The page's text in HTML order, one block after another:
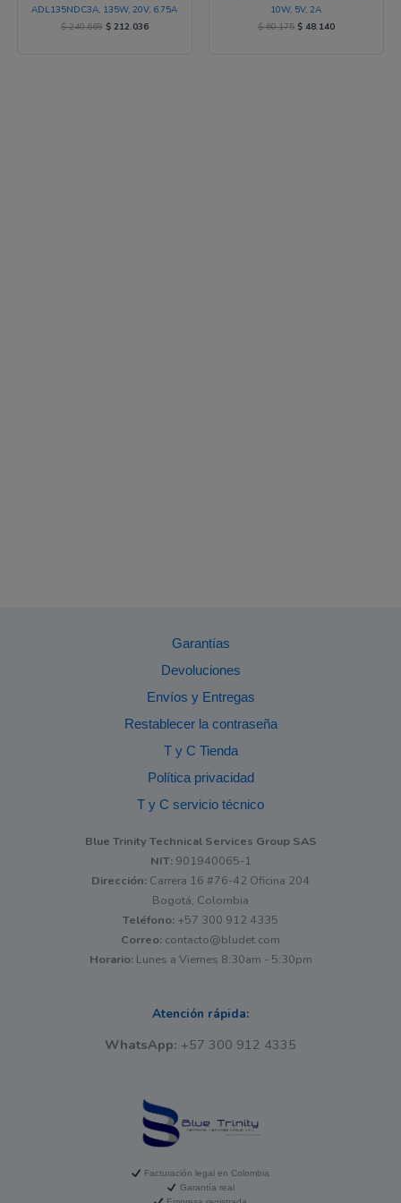
ADL135NDC3A, 135W, 20V, 6.75A
$240.669 $212.036
10W, 5V, 2A
$60.175 $48.140
Garantías
Devoluciones
Envíos y Entregas
Restablecer la contraseña
T y C Tienda
Política privacidad
T y C servicio técnico
Blue Trinity Technical Services Group SAS
NIT:901940065-1
Dirección: Carrera 16 #76-42 Oficina 204
Bogotá, Colombia
Teléfono: +57 300 912 4335
Correo: contacto@bludet.com
Horario:Lunes a Viernes 8:30am - 5:30pm
Atención rápida:
WhatsApp: +57 300 912 4335
Facturación legal en Colombia
Garantía real